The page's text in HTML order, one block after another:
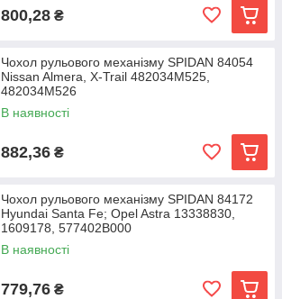
800,28 ₴
Чохол рульового механізму SPIDAN 84054
Nissan Almera, X-Trail 482034M525,
482034M526
В наявності
882,36 ₴
Чохол рульового механізму SPIDAN 84172
Hyundai Santa Fe; Opel Astra 13338830,
1609178, 577402B000
В наявності
779,76 ₴